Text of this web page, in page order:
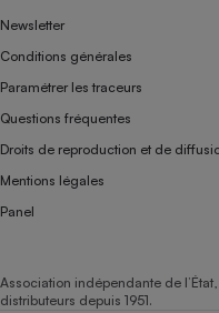
Newsletter
Conditions générales
Paramétrer les traceurs
Questions fréquentes
Droits de reproduction et de
Mentions légales
Panel
Association indépendante de
distributeurs depuis 1951.